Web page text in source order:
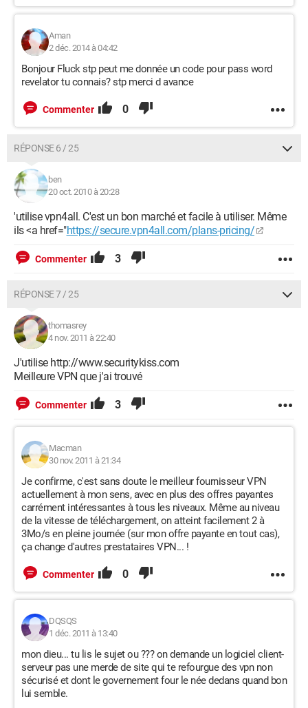
Aman
2 déc. 2014 à 04:42
Bonjour Fluck stp peut me donnée un code pour pass word
revelator tu connais? stp merci d avance
Commenter 0
RÉPONSE 6 / 25
ben
20 oct. 2010 à 20:28
'utilise vpn4all. C'est un bon marché et facile à utiliser. Même
ils <a href="https://secure.vpn4all.com/plans-pricing/
Commenter 3
RÉPONSE 7 / 25
thomasrey
4 nov. 2011 à 22:40
J'utilise http://www.securitykiss.com
Meilleure VPN que j'ai trouvé
Commenter 3
Macman
30 nov. 2011 à 21:34
Je confirme, c'est sans doute le meilleur fournisseur VPN
actuellement à mon sens, avec en plus des offres payantes
carrément intéressantes à tous les niveaux. Même au niveau
de la vitesse de téléchargement, on atteint facilement 2 à
3Mo/s en pleine journée (sur mon offre payante en tout cas),
ça change d'autres prestataires VPN... !
Commenter 0
DQSQS
1 déc. 2011 à 13:40
mon dieu... tu lis le sujet ou ??? on demande un logiciel client-
serveur pas une merde de site qui te refourgue des vpn non
sécurisé et dont le governement four le née dedans quand bon
lui semble.